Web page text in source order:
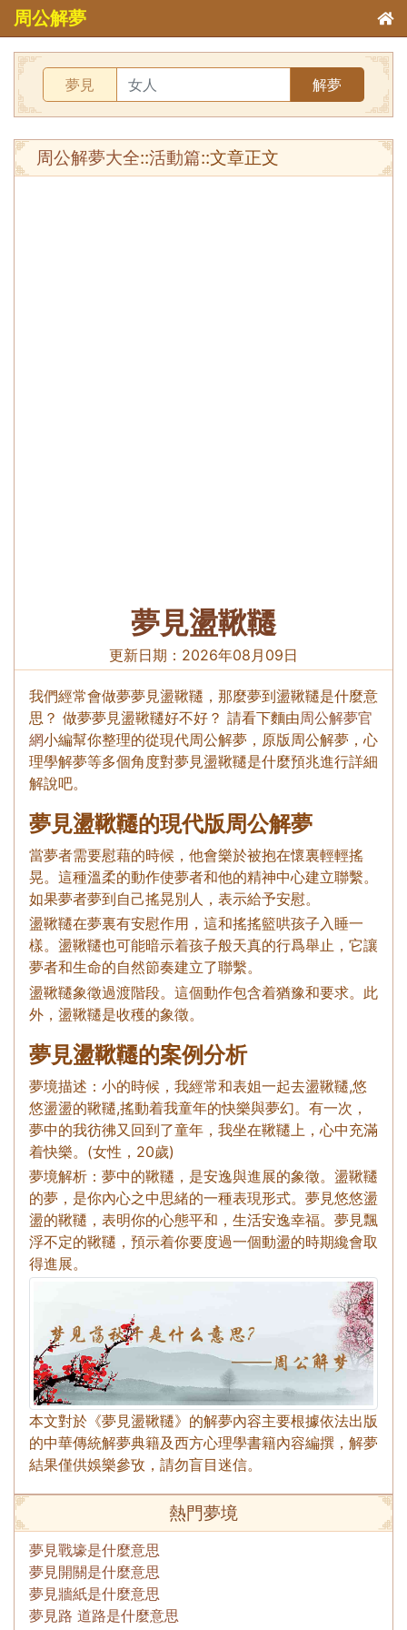
周公解夢
夢見 解夢
周公解夢大全::活動篇::文章正文
夢見盪鞦韆
更新日期： 2026年08月09日
我們經常會做夢夢見盪鞦韆，那麼夢到盪鞦韆是什麼意
思？ 做夢夢見盪鞦韆好不好？ 請看下麵由周公解夢官
網小編幫你整理的從現代周公解夢，原版周公解夢，心
理學解夢等多個角度對夢見盪鞦韆是什麼預兆進行詳細
解說吧。
夢見盪鞦韆的現代版周公解夢
當夢者需要慰藉的時候，他會樂於被抱在懷裏輕輕搖
晃。這種溫柔的動作使夢者和他的精神中心建立聯繫。
如果夢者夢到自己搖晃別人，表示給予安慰。
盪鞦韆在夢裏有安慰作用，這和搖搖籃哄孩子入睡一
樣。盪鞦韆也可能暗示着孩子般天真的行爲舉止，它讓
夢者和生命的自然節奏建立了聯繫。
盪鞦韆象徵過渡階段。這個動作包含着猶豫和要求。此
外，盪鞦韆是收穫的象徵。
夢見盪鞦韆的案例分析
夢境描述：小的時候，我經常和表姐一起去盪鞦韆,悠
悠盪盪的鞦韆,搖動着我童年的快樂與夢幻。有一次，
夢中的我彷彿又回到了童年，我坐在鞦韆上，心中充滿
着快樂。(女性，20歲)
夢境解析：夢中的鞦韆，是安逸與進展的象徵。盪鞦韆
的夢，是你內心之中思緒的一種表現形式。夢見悠悠盪
盪的鞦韆，表明你的心態平和，生活安逸幸福。夢見飄
浮不定的鞦韆，預示着你要度過一個動盪的時期纔會取
得進展。
本文對於《夢見盪鞦韆》的解夢內容主要根據依法出版
的中華傳統解夢典籍及西方心理學書籍內容編撰，解夢
結果僅供娛樂參攷，請勿盲目迷信。
熱門夢境
夢見戰壕是什麼意思
夢見開關是什麼意思
夢見牆紙是什麼意思
夢見路 道路是什麼意思